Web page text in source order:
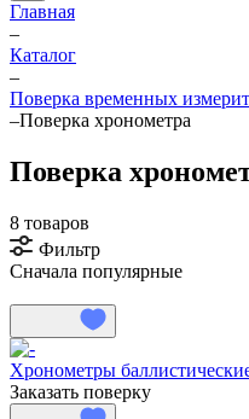
Главная
–
Каталог
–
Поверка временных
–Поверка хронометра
Поверка
8 товаров
Фильтр
Сначала популярные
Хронометры
Заказать поверку